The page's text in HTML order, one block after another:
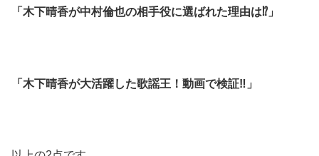
「木下晴香が中村倫也の相手役に選ばれた理由は⁉︎」
「木下晴香が大活躍した歌謡王！動画で検証‼︎」